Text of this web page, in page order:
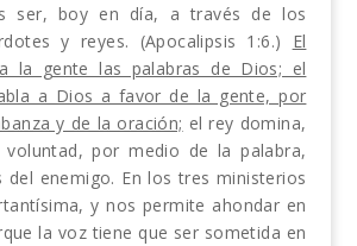
ser, boy en día, a través de los
y reyes. (Apocalipsis 1:6.) El
la gente las palabras de Dios; el
a Dios a favor de la gente, por
y de la oración; el rey domina,
voluntad, por medio de la palabra,
del enemigo. En los tres ministerios
y nos permite ahondar en
la voz tiene que ser sometida en